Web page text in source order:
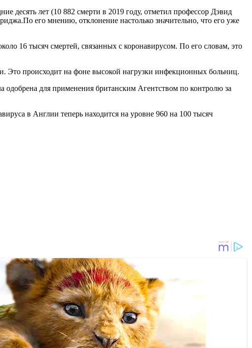
десять лет (10 882 смерти в 2019 году, отметил профессор Дэвид
его мнению, отклонение настолько значительно, что его уже
16 тысяч смертей, связанных с коронавирусом. По его словам, это
Это происходит на фоне высокой нагрузки инфекционных больниц.
одобрена для применения британским Агентством по контролю за
в Англии теперь находится на уровне 960 на 100 тысяч